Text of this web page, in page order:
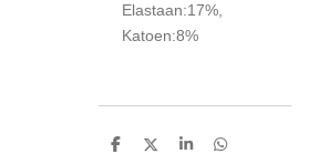
Elastaan:17%,
Katoen:8%
D
D
S
D